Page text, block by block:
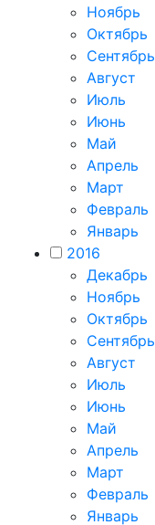
Ноябрь
Октябрь
Сентябрь
Август
Июль
Июнь
Май
Апрель
Март
Февраль
Январь
2016
Декабрь
Ноябрь
Октябрь
Сентябрь
Август
Июль
Июнь
Май
Апрель
Март
Февраль
Январь